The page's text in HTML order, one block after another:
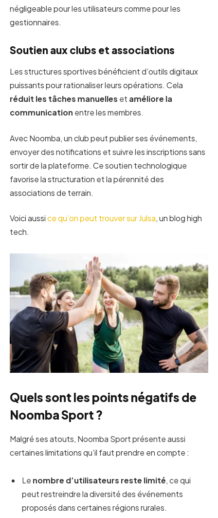
négligeable pour les utilisateurs comme pour les
gestionnaires.
Soutien aux clubs et associations
Les structures sportives bénéficient d’outils digitaux
puissants pour rationaliser leurs opérations. Cela
réduit les tâches manuelles et améliore la
communication entre les membres.
Avec Noomba, un club peut publier ses événements,
envoyer des notifications et suivre les inscriptions sans
sortir de la plateforme. Ce soutien technologique
favorise la structuration et la pérennité des
associations de terrain.
Voici aussice qu’on peut trouver sur Julsa, un blog high
tech.
Quels sont les points négatifs de
Noomba Sport ?
Malgré ses atouts, Noomba Sport présente aussi
certaines limitations qu’il faut prendre en compte :
Le nombre d’utilisateurs reste limité, ce qui
peut restreindre la diversité des événements
proposés dans certaines régions rurales.